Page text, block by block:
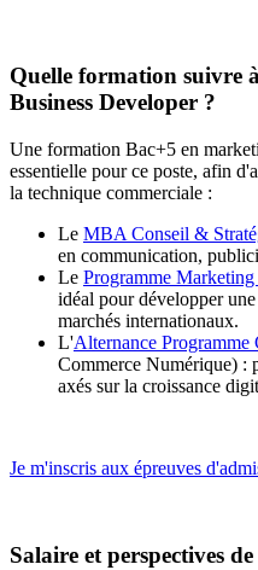
Quelle formation suivre
Business Developer ?
Une formation Bac+5 en
essentielle pour ce poste, afin
la technique commerciale :
Le MBA Conseil &
en communication,
Le Programme
idéal pour développer
marchés internationaux.
L'Alternance Programme
Commerce Numérique) :
axés sur la croissance
Je m'inscris aux épreuves
Salaire et perspectives